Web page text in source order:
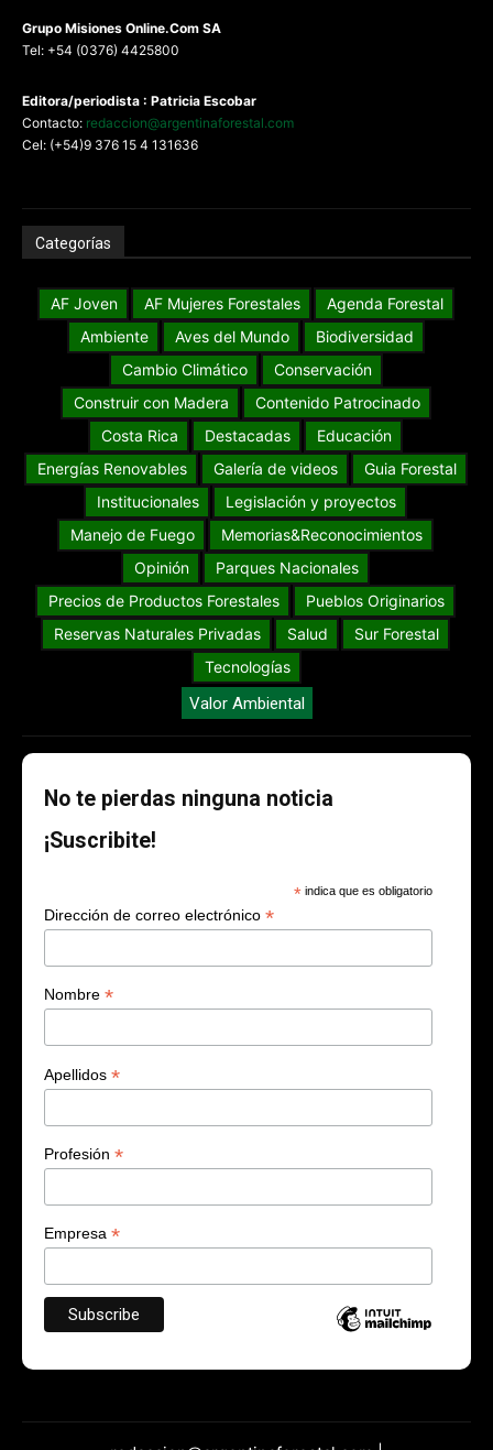
Grupo Misiones Online.Com SA
Tel: +54 (0376) 4425800
Editora/periodista : Patricia Escobar
Contacto: redaccion@argentinaforestal.com
Cel: (+54)9 376 15 4 131636
Categorías
AF Joven AF Mujeres Forestales
Agenda Forestal
Ambiente
Aves del Mundo
Biodiversidad
Cambio Climático
Conservación
Construir con Madera
Contenido Patrocinado
Costa Rica
Destacadas
Educación
Energías Renovables
Galería de videos
Guia Forestal
Institucionales
Legislación y proyectos
Manejo de Fuego
Memorias&Reconocimientos
Opinión
Parques Nacionales
Precios de Productos Forestales
Pueblos Originarios
Reservas Naturales Privadas
Salud
Sur Forestal
Tecnologías
Valor Ambiental
No te pierdas ninguna noticia
¡Suscribite!
* indica que es obligatorio
Dirección de correo electrónico *
Nombre *
Apellidos *
Profesión *
Empresa *